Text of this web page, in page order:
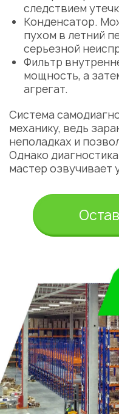
следствием
Конденсатор.
пухом в летний
серьезной
Фильтр
мощность, а
агрегат.
Система
механику, ведь
неполадках и
Однако
мастер озвучивает
Астана